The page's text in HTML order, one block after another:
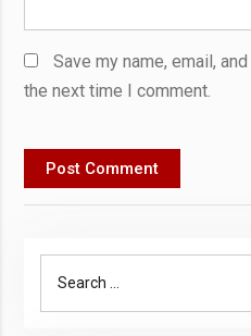
Save my name, email,
the next time I comment.